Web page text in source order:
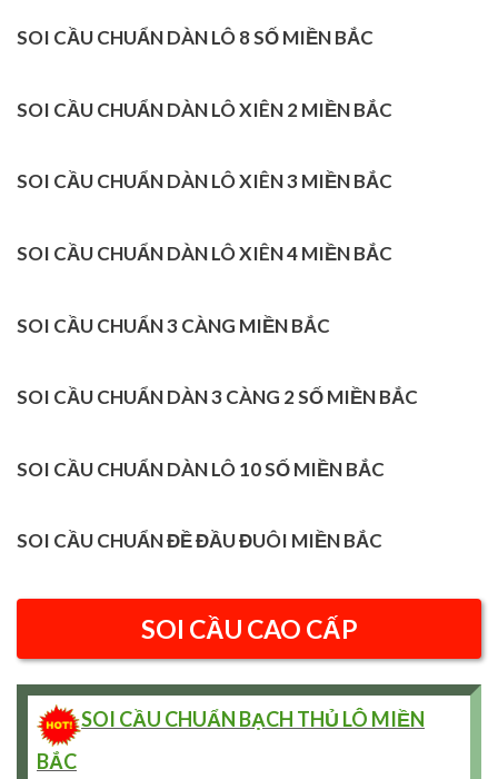
SOI CẦU CHUẨN DÀN LÔ 8 SỐ MIỀN BẮC
SOI CẦU CHUẨN DÀN LÔ XIÊN 2 MIỀN BẮC
SOI CẦU CHUẨN DÀN LÔ XIÊN 3 MIỀN BẮC
SOI CẦU CHUẨN DÀN LÔ XIÊN 4 MIỀN BẮC
SOI CẦU CHUẨN 3 CÀNG MIỀN BẮC
SOI CẦU CHUẨN DÀN 3 CÀNG 2 SỐ MIỀN BẮC
SOI CẦU CHUẨN DÀN LÔ 10 SỐ MIỀN BẮC
SOI CẦU CHUẨN ĐỀ ĐẦU ĐUÔI MIỀN BẮC
SOI CẦU CAO CẤP
SOI CẦU CHUẨN BẠCH THỦ LÔ MIỀN
BẮC